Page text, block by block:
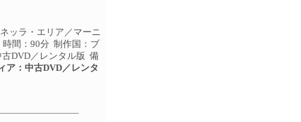
ッラ・エリア／マーニ
間：90分 制作国：ブ
DVD／レンタル版 備
ア：中古DVD／レンタ